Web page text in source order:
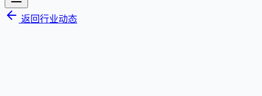
返回行业动态